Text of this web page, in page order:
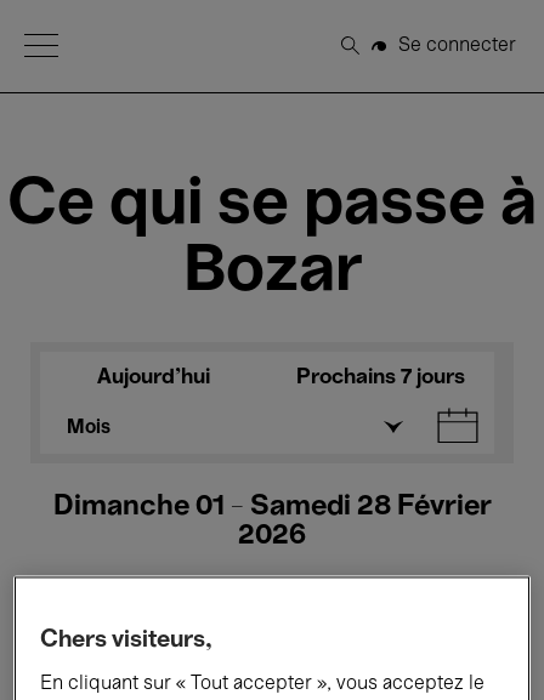
Open Menu
Rechercher
Se connecter
Ce qui se passe à
Bozar
Aujourd'hui Prochains 7 jours
Mois
Dimanche 01 - Samedi 28 Février
2026
Tous les événements Concerts
Chers visiteurs,
En cliquant sur « Tout accepter », vous acceptez le